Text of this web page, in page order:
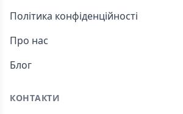
Політика конфіденційності
Про нас
Блог
КОНТАКТИ